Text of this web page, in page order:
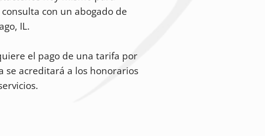
con un abogado de
IL.
el pago de una tarifa por
se acreditará a los honorarios